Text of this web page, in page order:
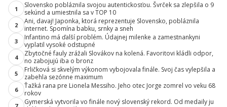
1
Slovensko pobláznila svojou autentickosťou. Švrček sa zlepšila o 9
sekúnd a umiestnila sa v TOP 10
2
Ani, davaj! Japonka, ktorá reprezentuje Slovensko, pobláznila
internet. Spomína babku, srnky a sneh
3
Infantino má ďalší problém. Údajnej milenke a zamestnankyni
vyplatil vysoké odstupné
4
Zbytočné fauly zrážali Slovákov na kolená. Favoritovi kládli odpor,
no zabojujú iba o bronz
5
Frličková si skvelým výkonom vybojovala finále. Svoj čas vylepšila a
zabehla sezónne maximum
6
Ťažká rana pre Lionela Messiho. Jeho otec Jorge zomrel vo veku 68
rokov
7
Gymerská vytvorila vo finále nový slovenský rekord. Od medaily ju